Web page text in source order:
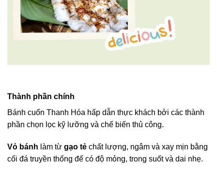
Thành phần chính
Bánh cuốn Thanh Hóa hấp dẫn thực khách bởi các thành
phần chọn lọc kỹ lưỡng và chế biến thủ công.
Vỏ bánh làm từ gạo tẻ chất lượng, ngâm và xay mịn bằng
cối đá truyền thống để có độ mỏng, trong suốt và dai nhẹ.